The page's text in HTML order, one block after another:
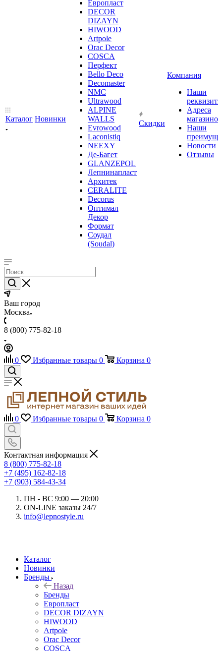
Каталог Новинки
Европласт
DECOR
DIZAYN
HIWOOD
Artpole
Orac Decor
COSCA
Перфект
Bello Deco
Decomaster
NMС
Ultrawood
ALPINE
WALLS
Evrowood
Laconistiq
NEEXY
Де-Багет
GLANZEPOL
Лепнинапласт
Архитек
CERALITE
Decorus
Оптимал
Декор
Формат
Соудал
(Soudal)
Скидки
Компания
Наши
Адреса
магазинов
Наши
Новости
Отзывы
Ваш город
Москва
8 (800) 775-82-18
0 Избранные товары 0 Корзина 0
0 Избранные товары 0 Корзина 0
Контактная информация
8 (800) 775-82-18
+7 (495) 162-82-18
+7 (903) 584-43-34
ПН - ВС 9:00 — 20:00
ON-LINE заказы 24/7
info@lepnostyle.ru
Каталог
Новинки
Бренды
Назад
Бренды
Европласт
DECOR DIZAYN
HIWOOD
Artpole
Orac Decor
COSCA